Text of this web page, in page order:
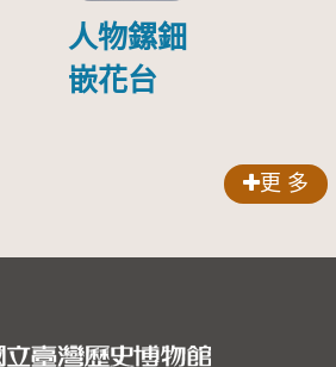
人物鏍鈿
嵌花台
更 多